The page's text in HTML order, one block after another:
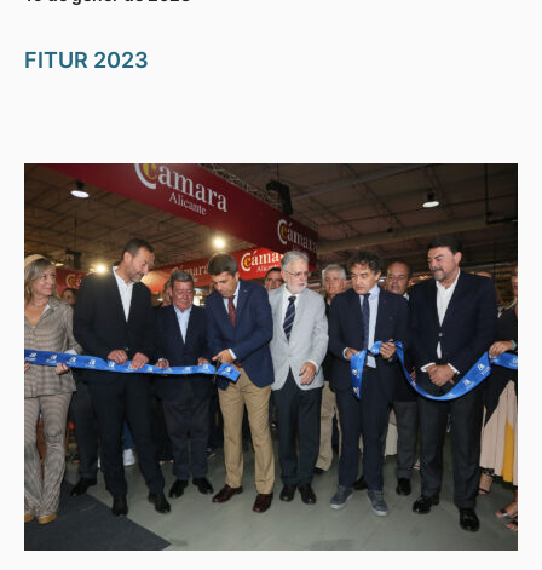
FITUR 2023